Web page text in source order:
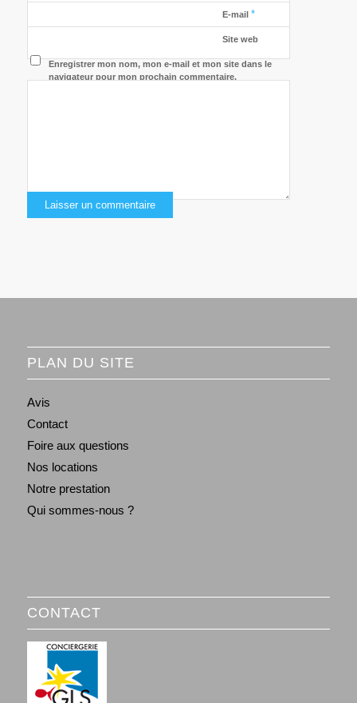
E-mail *
Site web
Enregistrer mon nom, mon e-mail et mon site dans le
navigateur pour mon prochain commentaire.
PLAN DU SITE
Avis
Contact
Foire aux questions
Nos locations
Notre prestation
Qui sommes-nous ?
CONTACT